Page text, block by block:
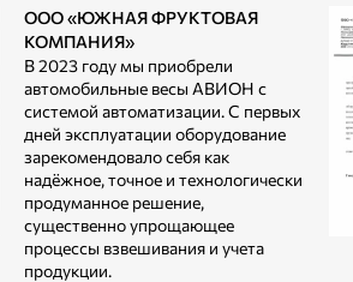
ООО «ЮЖНАЯ ФРУКТОВАЯ
КОМПАНИЯ»
В 2023 году мы приобрели
автомобильные весы АВИОН с
системой автоматизации. С первых
дней эксплуатации оборудование
зарекомендовало себя как
надёжное, точное и технологически
продуманное решение,
существенно упрощающее
процессы взвешивания и учета
продукции.